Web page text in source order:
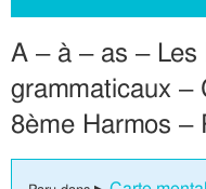
A – à – as – Les
grammaticaux –
8ème Harmos –